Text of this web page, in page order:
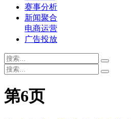
赛事分析
新闻聚合
电商运营
广告投放
第6页